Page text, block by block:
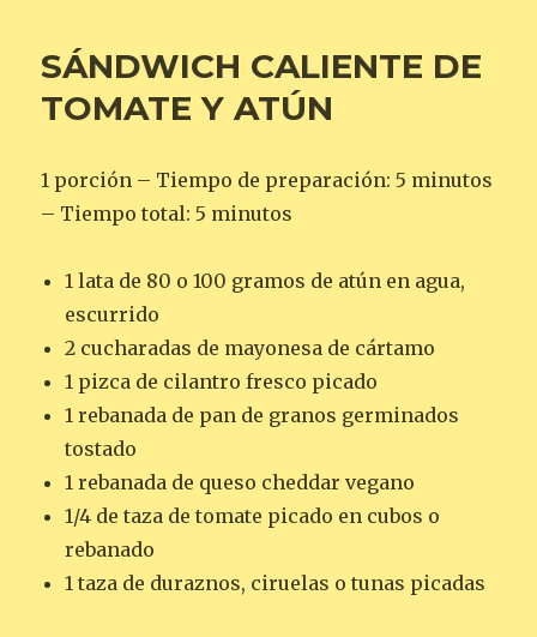
SÁNDWICH CALIENTE DE
TOMATE Y ATÚN
1 porción – Tiempo de preparación: 5 minutos
– Tiempo total: 5 minutos
1 lata de 80 o 100 gramos de atún en agua,
escurrido
2 cucharadas de mayonesa de cártamo
1 pizca de cilantro fresco picado
1 rebanada de pan de granos germinados
tostado
1 rebanada de queso cheddar vegano
1/4 de taza de tomate picado en cubos o
rebanado
1 taza de duraznos, ciruelas o tunas picadas